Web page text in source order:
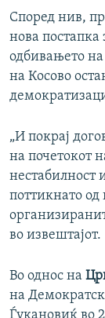
Според нив,
нова постапка
одбивањето на
на Косово
„И покрај
на почетокот
нестабилност
поттикнато
во извештајот.
Во однос на
на